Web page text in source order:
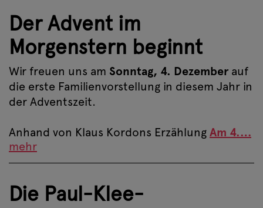
Der Advent im
Morgenstern beginnt
Wir freuen uns am Sonntag, 4. Dezember auf
die erste Familienvorstellung in diesem Jahr in
der Adventszeit.
Anhand von Klaus Kordons Erzählung Am 4.…
mehr
Die Paul-Klee-